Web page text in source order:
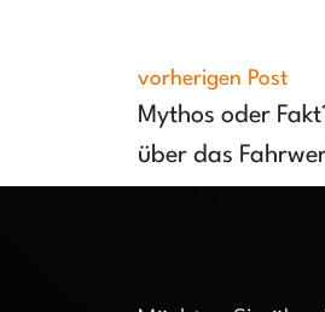
vorherigen Post
Mythos oder
über das